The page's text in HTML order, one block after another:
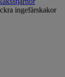
ingefärskakor